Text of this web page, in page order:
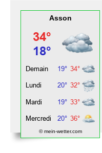
Asson
© mein-wetter.com